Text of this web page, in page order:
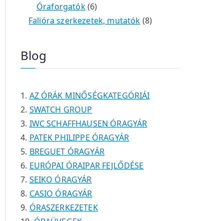
é
k
é
é
m
t
e
t
e
t
k
Óraforgatók 66
t
k
Falióra szerkezetek, mutatók 88
é
Blog
AZ ÓRÁK MINŐSÉGKATEGÓRIÁI
SWATCH GROUP
IWC SCHAFFHAUSEN ÓRAGYÁR
PATEK PHILIPPE ÓRAGYÁR
BREGUET ÓRAGYÁR
EURÓPAI ÓRAIPAR FEJLŐDÉSE
SEIKO ÓRAGYÁR
CASIO ÓRAGYÁR
ÓRASZERKEZETEK